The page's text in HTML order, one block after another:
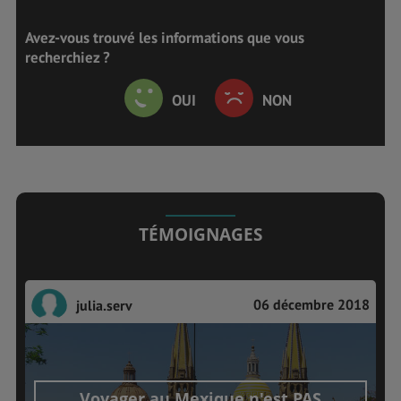
Avez-vous trouvé les informations que vous
recherchiez ?
OUI NON
TÉMOIGNAGES
julia.serv 06 décembre 2018